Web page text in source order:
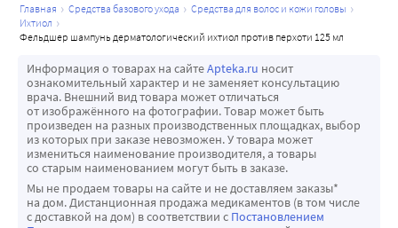
главная средства базового ухода
средства для волос и кожи головы
ихтиол
фельдшер шампунь дерматологический ихтиол против перхоти 125 мл
Информация о товарах на сайтеApteka.ru носит
ознакомительный характер и не заменяет консультацию
врача. Внешний вид товара может отличаться
от изображённого на фотографии. Товар может быть
произведен на разных производственных площадках, выбор
из которых при заказе невозможен. У товара может
измениться наименование производителя, а товары
со старым наименованием могут быть в заказе.
Мы не продаем товары на сайте и не доставляем заказы*
на дом. Дистанционная продажа медикаментов (в том числе
с доставкой на дом) в соответствии с Постановлением